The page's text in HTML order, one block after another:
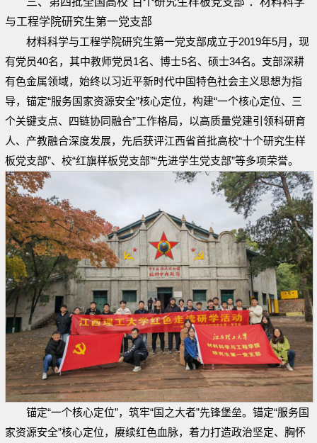
与工程学院研究生第一党支部
材料科学与工程学院研究生第一党支部成立于2019年5月，现
有党员40名，其中教师党员1名、博士5名、硕士34名。支部深耕
有色金属领域，始终以习近平新时代中国特色社会主义思想为指
导，锚定“服务国家资源安全”核心定位，构建“一个核心定位、三
个关键支点、四链协同融合”工作格局，以高质量党建引领科研育
人、产教融合深度发展，先后获评江西省首批高校“十个研究生样
板党支部”、校“红旗样板党支部”“先进学生党支部”等多项荣誉。
锚定“一个核心定位”，筑牢“国之大者”先锋堡垒。锚定“服务国
家资源安全”核心定位，赓续红色血脉，着力打造政治坚定、胸怀